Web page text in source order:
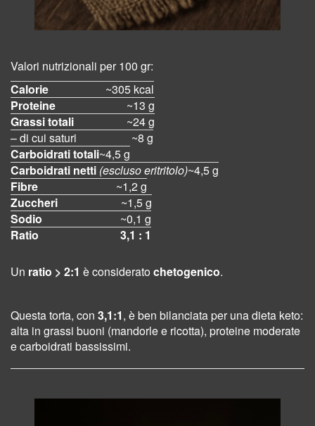
Valori nutrizionali per 100 gr:
Calorie
~305 kcal
Proteine
~13 g
Grassi totali
~24 g
– di cui saturi
~8 g
Carboidrati totali~4,5 g
Carboidrati netti (escluso eritritolo)~4,5 g
Fibre
~1,2 g
Zuccheri
~1,5 g
Sodio
~0,1 g
Ratio
3,1 : 1
Un ratio > 2:1 è considerato chetogenico.
Questa torta, con 3,1:1, è ben bilanciata per una dieta keto:
alta in grassi buoni (mandorle e ricotta), proteine moderate
e carboidrati bassissimi.